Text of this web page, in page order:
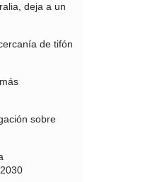
deja a un
de tifón
sobre